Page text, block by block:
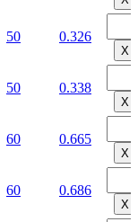
50 0.326
Х
50 0.338
Х
60 0.665
Х
60 0.686
Х